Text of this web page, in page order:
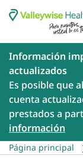
Información
actualizados
Es posible que
cuenta
prestados a
información
Página principal